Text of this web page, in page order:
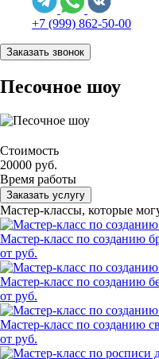
+7 (999) 862-50-00
Заказать звонок
Песочное шоу
Стоимость
20000 руб.
Время работы
Заказать услугу
Мастер-классы, которые
Мастер-класс по созданию
от руб.
Мастер-класс по созданию
от руб.
Мастер-класс по созданию
от руб.